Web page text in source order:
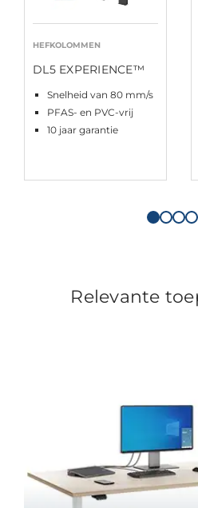
HEFKOLOMMEN
DL5 EXPERIENCE™
Snelheid van 80 mm/s
PFAS- en PVC-vrij
10 jaar garantie
Relevante